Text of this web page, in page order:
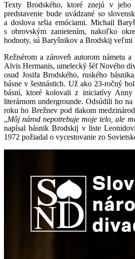
Texty Brodského, ktoré znejú v
predstavenie bude uvádzané so
a doslova sršia emóciami. Michail
s obrovským zanietením, nakoľko
hodnoty, sú Baryšnikov a Brodskij veľmi
Režisérom a zároveň autorom námetu
Alvis Hermanis, umelecký šéf Nového
osud Josifa Brodského, ruského
básne v šestnástich. Už ako 23-ročný
básní, ktoré kolovali z iniciatívy Anny
literárnom undergrounde. Odsúdili ho
roku ho Brežnev pod tlakom
„Môj národ nepotrebuje moje telo, ale
napísal básnik Brodskij v liste
1972 požiadal o vycestovanie zo